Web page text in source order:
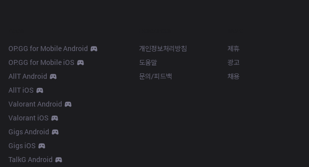
OP.GG for Mobile Android
OP.GG for Mobile iOS
AllT Android
AllT iOS
Valorant Android
Valorant iOS
Gigs Android
Gigs iOS
TalkG Android
개인정보처리방침
도움말
문의/피드백
제휴
광고
채용